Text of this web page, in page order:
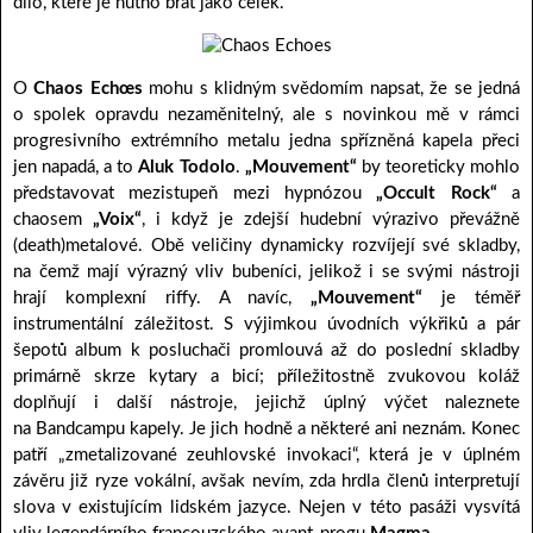
OChaos Echœs mohu s klidným svědomím napsat, že se jedná
o spolek opravdu nezaměnitelný, ale s novinkou mě v rámci
progresivního extrémního metalu jedna spřízněná kapela přeci
jen napadá, a toAluk Todolo. „Mouvement“ by teoreticky mohlo
představovat mezistupeň mezi hypnózou„Occult Rock“ a
chaosem „Voix“, i když je zdejší hudební výrazivo převážně
(death)metalové. Obě veličiny dynamicky rozvíjejí své skladby,
na čemž mají výrazný vliv bubeníci, jelikož i se svými nástroji
hrají komplexní riffy. A navíc,„Mouvement“ je téměř
instrumentální záležitost. S výjimkou úvodních výkřiků a pár
šepotů album k posluchači promlouvá až do poslední skladby
primárně skrze kytary a bicí; příležitostně zvukovou koláž
doplňují i další nástroje, jejichž úplný výčet naleznete
na Bandcampu kapely. Je jich hodně a některé ani neznám. Konec
patří „zmetalizované zeuhlovské invokaci“, která je v úplném
závěru již ryze vokální, avšak nevím, zda hrdla členů interpretují
slova v existujícím lidském jazyce. Nejen v této pasáži vysvítá